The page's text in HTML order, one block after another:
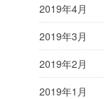
2019年4月
2019年3月
2019年2月
2019年1月